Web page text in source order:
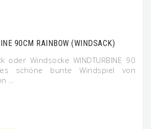
90CM RAINBOW (WINDSACK)
oder Windsocke WINDTURBINE 90
schöne bunte Windspiel von
…